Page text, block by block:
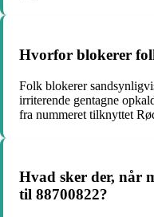
Hvorfor blokerer
Folk blokerer
irriterende gentagne
fra nummeret tilknyttet
Hvad sker der, når
til 88700822?